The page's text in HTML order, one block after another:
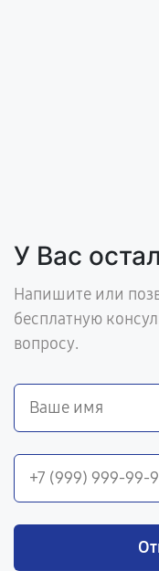
У Вас
Напишите или
бесплатную
вопросу.